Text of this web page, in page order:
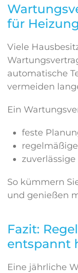
für
Viele
automatische
vermeiden
Ein
feste
So kümmern
und genießen
Fazit:
entspannt
Eine jährliche